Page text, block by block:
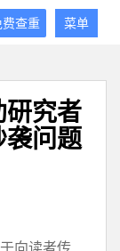
菜单
查重
究者
问题